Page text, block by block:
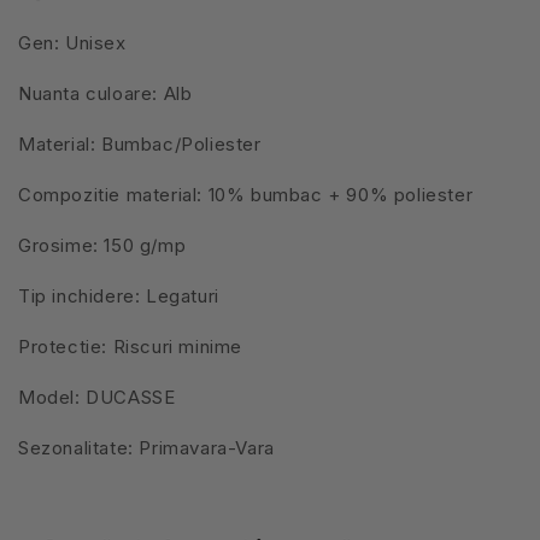
Gen: Unisex
Nuanta culoare: Alb
Material: Bumbac/Poliester
Compozitie material: 10% bumbac + 90% poliester
Grosime: 150 g/mp
Tip inchidere: Legaturi
Protectie: Riscuri minime
Model: DUCASSE
Sezonalitate: Primavara-Vara